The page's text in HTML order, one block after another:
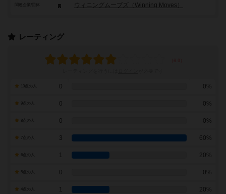
ウィニングムーブズ（Winning Moves）
レーティング
0 0%
0 0%
0 0%
7点の人 3 60%
1 20%
0 0%
1 20%